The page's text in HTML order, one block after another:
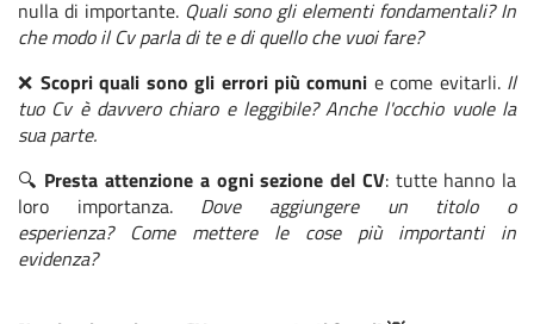
nulla di importante. Quali sono gli elementi fondamentali? In
che modo il Cv parla di te e di quello che vuoi fare?
❌ Scopri quali sono gli errori più comuni e come evitarli. Il
tuo Cv è davvero chiaro e leggibile? Anche l'occhio vuole la
sua parte.
🔍 Presta attenzione a ogni sezione del CV: tutte hanno la
loro importanza. Dove aggiungere un titolo o
esperienza? Come mettere le cose più importanti in
evidenza?